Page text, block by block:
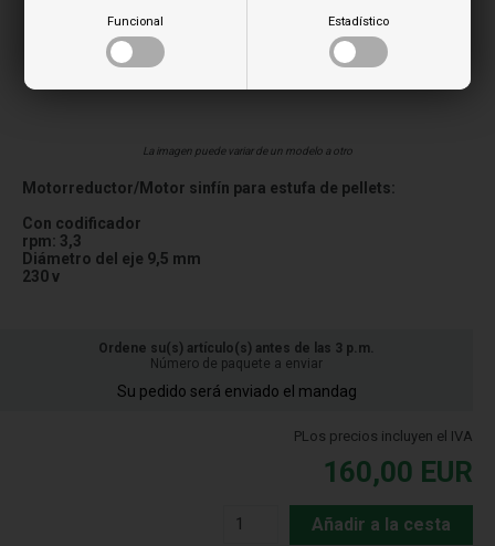
Funcional Estadístico
La imagen puede variar de un modelo a otro
Motorreductor/Motor sinfín para estufa de pellets:
Con codificador
rpm: 3,3
Diámetro del eje 9,5 mm
230 v
Ordene su(s) artículo(s) antes de las 3 p.m.
Número de paquete a enviar
Su pedido será enviado el mandag
PLos precios incluyen el IVA
160,00 EUR
Añadir a la cesta